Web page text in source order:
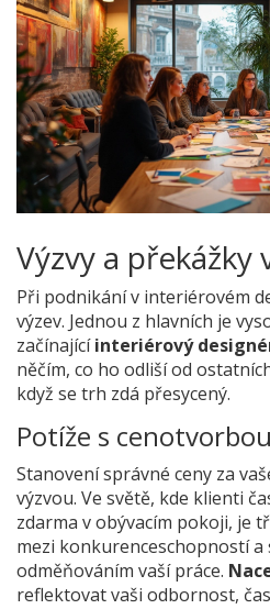
Výzvy a překážky
Při podnikání v interiérovém
výzev. Jednou z hlavních je
začínajícíinteriérový
něčím, co ho odliší od
když se trh zdá přesycený.
Potíže s cenotvorbou
Stanovení správné ceny za
výzvou. Ve světě, kde klienti
zdarma v obývacím pokoji, je
mezi konkurenceschopností a
odměňováním vaší práce.
reflektovat vaši odbornost,